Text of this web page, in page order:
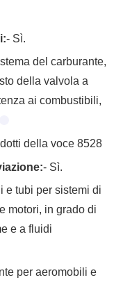
- Sì.
del carburante,
della valvola a
ai combustibili,
della voce 8528
- Sì.
e tubi per sistemi di
motori, in grado di
e a fluidi
per aeromobili e